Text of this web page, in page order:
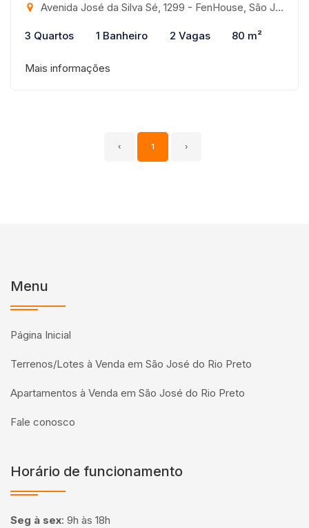
Avenida José da Silva Sé, 1299 - FenHouse, São José do Rio Preto-SP
3 Quartos 1 Banheiro 2 Vagas 80 m²
Mais informações
‹ 1 ›
Menu
Página Inicial
Terrenos/Lotes à Venda em São José do Rio Preto
Apartamentos à Venda em São José do Rio Preto
Fale conosco
Horário de funcionamento
Seg à sex: 9h às 18h